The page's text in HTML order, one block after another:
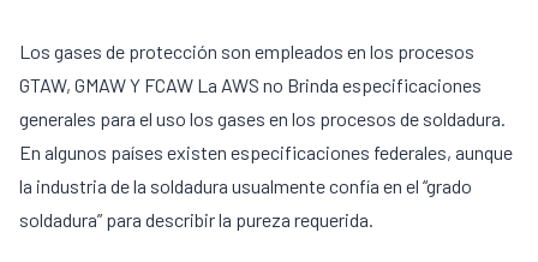
Los gases de protección son empleados en los procesos
GTAW, GMAW Y FCAW La AWS no Brinda especificaciones
generales para el uso los gases en los procesos de soldadura.
En algunos países existen especificaciones federales, aunque
la industria de la soldadura usualmente confía en el “grado
soldadura” para describir la pureza requerida.